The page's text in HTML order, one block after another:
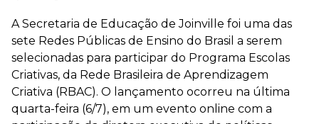
A Secretaria de Educação de Joinville foi uma das
sete Redes Públicas de Ensino do Brasil a serem
selecionadas para participar do Programa Escolas
Criativas, da Rede Brasileira de Aprendizagem
Criativa (RBAC). O lançamento ocorreu na última
quarta-feira (6/7), em um evento online com a